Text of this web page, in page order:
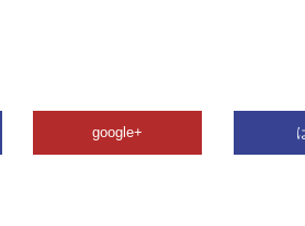
google+